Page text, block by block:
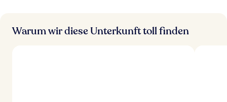
Warum wir diese Unterkunft toll finden